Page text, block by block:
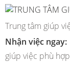
Trung tâm giúp
Nhận việc ngay:
giúp việc phù